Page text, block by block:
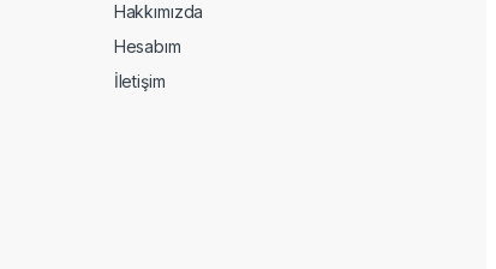
Hakkımızda
Hesabım
İletişim